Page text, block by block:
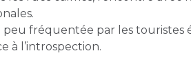
fréquentée par les touristes
à l’introspection.